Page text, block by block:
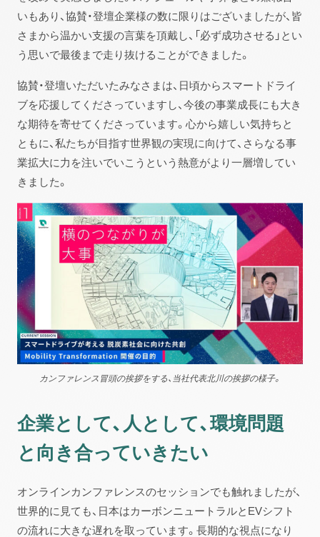
いもあり、協賛・登壇企業様の数に限りはございましたが、皆
さまから温かい支援の言葉を頂戴し、「必ず成功させる」とい
う思いで最後まで走り抜けることができました。
協賛・登壇いただいたみなさまは、日頃からスマートドライ
ブを応援してくださっていますし、今後の事業成長にも大き
な期待を寄せてくださっています。心から嬉しい気持ちと
ともに、私たちが目指す世界観の実現に向けて、さらなる事
業拡大に力を注いでいこうという熱意がより一層増してい
きました。
カンファレンス冒頭の挨拶をする、当社代表北川の挨拶の様子。
企業として、人として、環境問題
と向き合っていきたい
オンラインカンファレンスのセッションでも触れましたが、
世界的に見ても、日本はカーボンニュートラルとEVシフト
の流れに大きな遅れを取っています。長期的な視点になり